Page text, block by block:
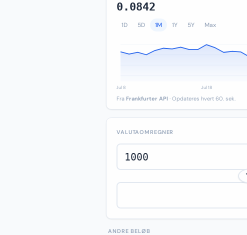
0.0842
1D 5D 1M 1Y 5Y Max
Fra Frankfurter API · Opdateres hvert 60. sek.
VALUTAOMREGNER
ANDRE BELØB